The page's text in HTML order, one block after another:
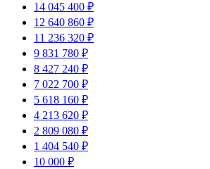
14 045 400 ₽
12 640 860 ₽
11 236 320 ₽
9 831 780 ₽
8 427 240 ₽
7 022 700 ₽
5 618 160 ₽
4 213 620 ₽
2 809 080 ₽
1 404 540 ₽
10 000 ₽